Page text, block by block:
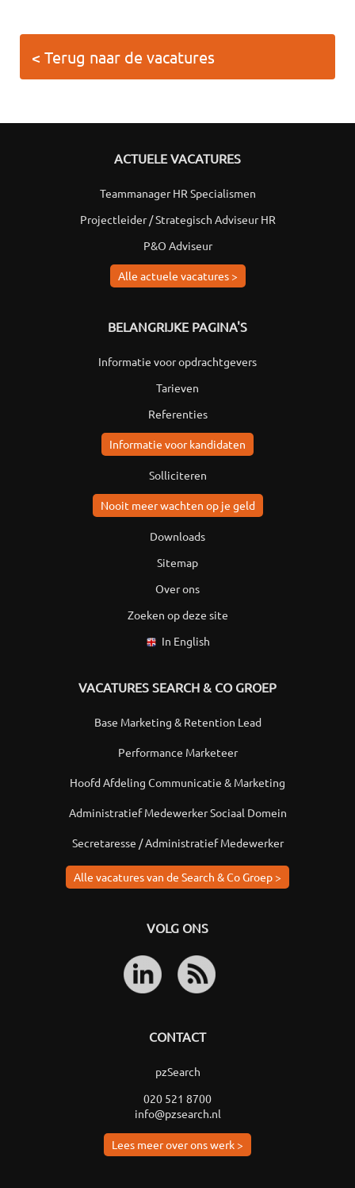
< Terug naar de vacatures
ACTUELE VACATURES
Teammanager HR Specialismen
Projectleider / Strategisch Adviseur HR
P&O Adviseur
Alle actuele vacatures >
BELANGRIJKE PAGINA'S
Informatie voor opdrachtgevers
Tarieven
Referenties
Informatie voor kandidaten
Solliciteren
Nooit meer wachten op je geld
Downloads
Sitemap
Over ons
Zoeken op deze site
In English
VACATURES SEARCH & CO GROEP
Base Marketing & Retention Lead
Performance Marketeer
Hoofd Afdeling Communicatie & Marketing
Administratief Medewerker Sociaal Domein
Secretaresse / Administratief Medewerker
Alle vacatures van de Search & Co Groep >
VOLG ONS
CONTACT
pzSearch
020 521 8700
info@pzsearch.nl
Lees meer over ons werk >